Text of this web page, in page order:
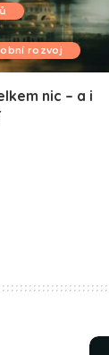
rozvoj
nic – a i